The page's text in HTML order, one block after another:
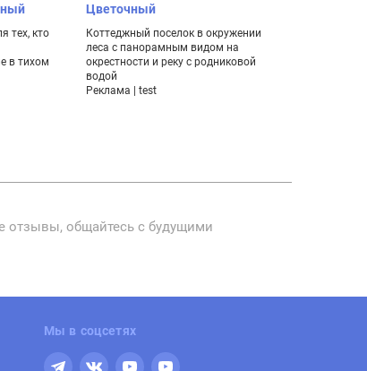
тех, кто
в тихом
Цветочный
Коттеджный поселок в окружении
леса с панорамным видом на
окрестности и реку с родниковой
водой
Реклама | test
отзывы, общайтесь с будущими
Мы в соцсетях